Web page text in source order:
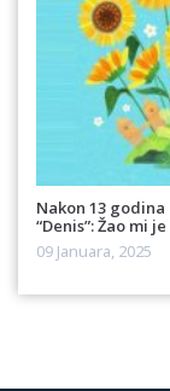
Nakon 13
“Denis”: Žao mi
09 Januara, 2025